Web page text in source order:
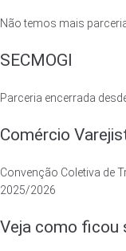
Não temos mais
SECMOGI
Parceria encerrada
Comércio
Convenção Coletiva de
2025/2026
Veja como ficou